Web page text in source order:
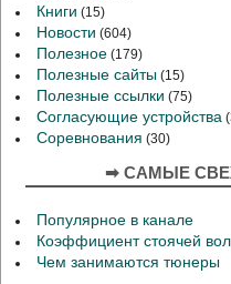
Книги (15)
Новости (604)
Полезное (179)
Полезные сайты (15)
Полезные ссылки (75)
Согласующие устройства
Соревнования (30)
➡ САМЫЕ
Популярное в канале
Коэффициент стоячей
Чем занимаются тюнеры